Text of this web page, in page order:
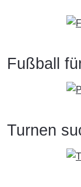
Fußball
Turnen